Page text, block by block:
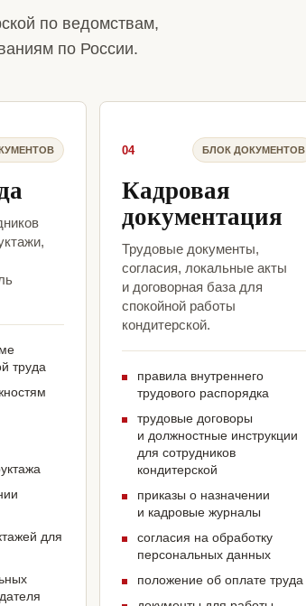
по ведомствам,
по России.
труда
для
04 БЛОК ДОКУМЕНТОВ
Кадровая
документация
Трудовые документы,
согласия, локальные акты
и договорная база для
спокойной работы
кондитерской.
правила внутреннего
трудового распорядка
трудовые договоры
и должностные инструкции
для сотрудников
кондитерской
приказы о назначении
и кадровые журналы
согласия на обработку
персональных данных
положение об оплате труда